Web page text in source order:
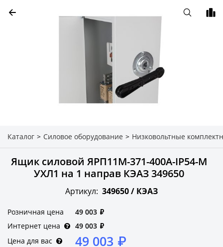
Каталог > Силовое оборудование > Низковольтные
Ящик силовой ЯРП11М-371-400А-IP54-М
УХЛ1 на 1 направ КЭАЗ 349650
Артикул: 349650 / КЭАЗ
Розничная цена 49 003 ₽
Интернет цена
49 003 ₽
Цена для вас
49 003 ₽